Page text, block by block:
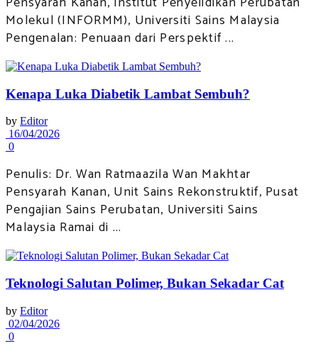
Molekul (INFORMM), Universiti Sains Malaysia
Pengenalan: Penuaan dari Perspektif ...
Kenapa Luka Diabetik Lambat Sembuh?
by Editor
16/04/2026
0
Penulis: Dr. Wan Ratmaazila Wan Makhtar
Pensyarah Kanan, Unit Sains Rekonstruktif, Pusat
Pengajian Sains Perubatan, Universiti Sains
Malaysia Ramai di ...
Teknologi Salutan Polimer, Bukan Sekadar Cat
by Editor
02/04/2026
0